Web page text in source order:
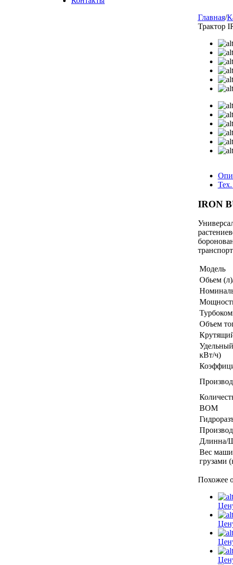
Главная/
Трактор
IRON
Модель
Обьем
Объем
кВт/ч)
ВОМ
Длинна/
Вес
грузами
Похожее